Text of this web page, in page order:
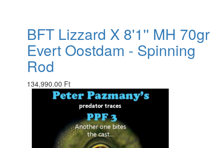
BFT Lizzard X 8'1'' MH 70gr
Evert Oostdam - Spinning
Rod
134,990.00 Ft